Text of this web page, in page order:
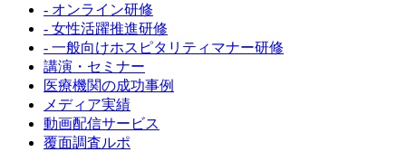
- オンライン研修
- 女性活躍推進研修
- 一般向けホスピタリティマナー研修
講演・セミナー
医療機関の成功事例
メディア実績
動画配信サービス
覆面調査ルポ